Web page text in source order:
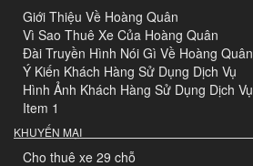
Giới Thiệu Về Hoàng Quân
Vì Sao Thuê Xe Của Hoàng Quân
Đài Truyền Hình Nói Gì Về Hoàng Quân
Ý Kiến Khách Hàng Sử Dụng Dịch Vụ
Hình Ảnh Khách Hàng Sử Dụng Dịch Vụ
Item 1
KHUYẾN MẠI
Cho thuê xe 29 chỗ